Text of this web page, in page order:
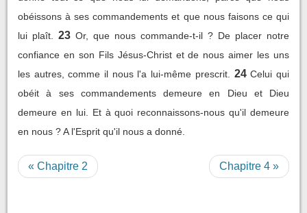
obéissons à ses commandements et que nous faisons ce qui
lui plaît.
23 Or, que nous commande-t-il ? De placer notre
confiance en son Fils Jésus-Christ et de nous aimer les uns
les autres, comme il nous l'a lui-même prescrit.
24 Celui qui
obéit à ses commandements demeure en Dieu et Dieu
demeure en lui. Et à quoi reconnaissons-nous qu'il demeure
en nous ? A l'Esprit qu'il nous a donné.
« Chapitre 2 Chapitre 4 »